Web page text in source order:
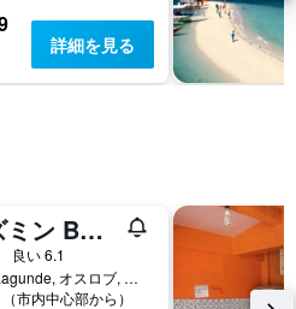
詳細を見る
ラズミン BH ホワイト ハウス
良い 6.1
Brgy Lagunde, オスロブ, フィリピン
市内中心部から）